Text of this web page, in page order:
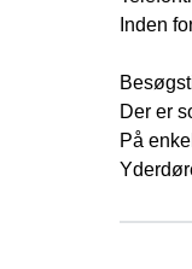
Inden
Der er
På